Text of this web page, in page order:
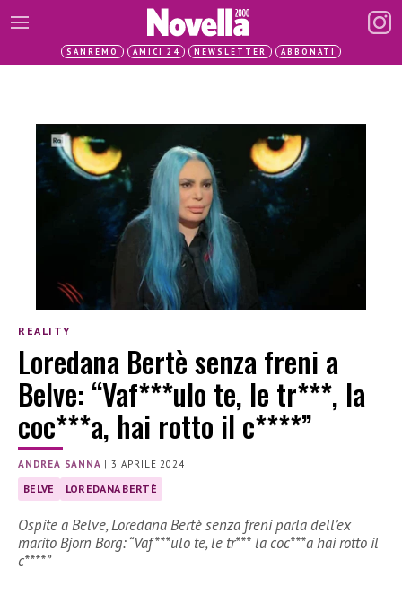
SANREMO AMICI 24 NEWSLETTER ABBONATI
REALITY
Loredana Bertè senza freni a
Belve: “Vaf***ulo te, le tr***, la
coc***a, hai rotto il c****”
ANDREA SANNA |3 APRILE 2024
BELVE LOREDANA BERTÈ
Ospite a Belve, Loredana Bertè senza freni parla dell’ex
marito Bjorn Borg: “Vaf***ulo te, le tr*** la coc***a hai rotto il
c****”